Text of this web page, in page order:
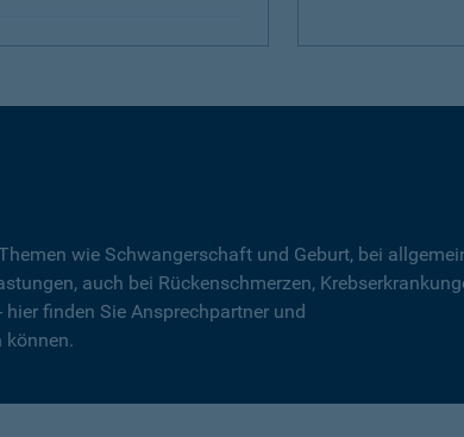
wie Schwangerschaft und Geburt, bei
auch bei Rückenschmerzen,
finden Sie Ansprechpartner und
können.